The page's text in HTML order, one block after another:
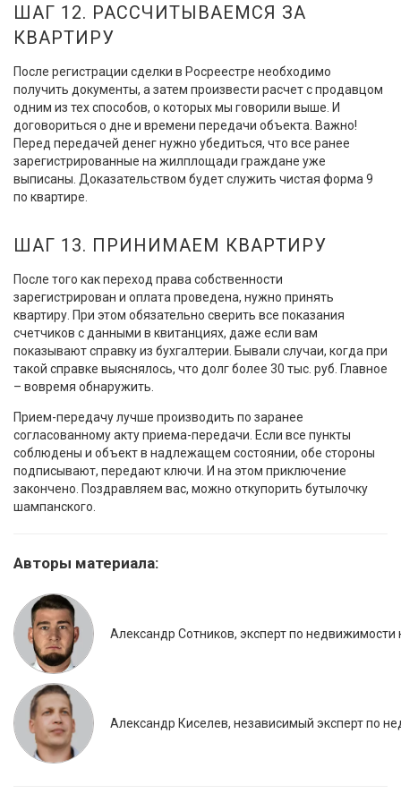
ШАГ 12. РАССЧИТЫВАЕМСЯ ЗА
КВАРТИРУ
После регистрации сделки в Росреестре необходимо
получить документы, а затем произвести расчет с продавцом
одним из тех способов, о которых мы говорили выше. И
договориться о дне и времени передачи объекта. Важно!
Перед передачей денег нужно убедиться, что все ранее
зарегистрированные на жилплощади граждане уже
выписаны. Доказательством будет служить чистая форма 9
по квартире.
ШАГ 13. ПРИНИМАЕМ КВАРТИРУ
После того как переход права собственности
зарегистрирован и оплата проведена, нужно принять
квартиру. При этом обязательно сверить все показания
счетчиков с данными в квитанциях, даже если вам
показывают справку из бухгалтерии. Бывали случаи, когда при
такой справке выяснялось, что долг более 30 тыс. руб. Главное
– вовремя обнаружить.
Прием-передачу лучше производить по заранее
согласованному акту приема-передачи. Если все пункты
соблюдены и объект в надлежащем состоянии, обе стороны
подписывают, передают ключи. И на этом приключение
закончено. Поздравляем вас, можно откупорить бутылочку
шампанского.
Авторы материала:
Александр Сотников, эксперт по
Александр Киселев, независимый эксперт по